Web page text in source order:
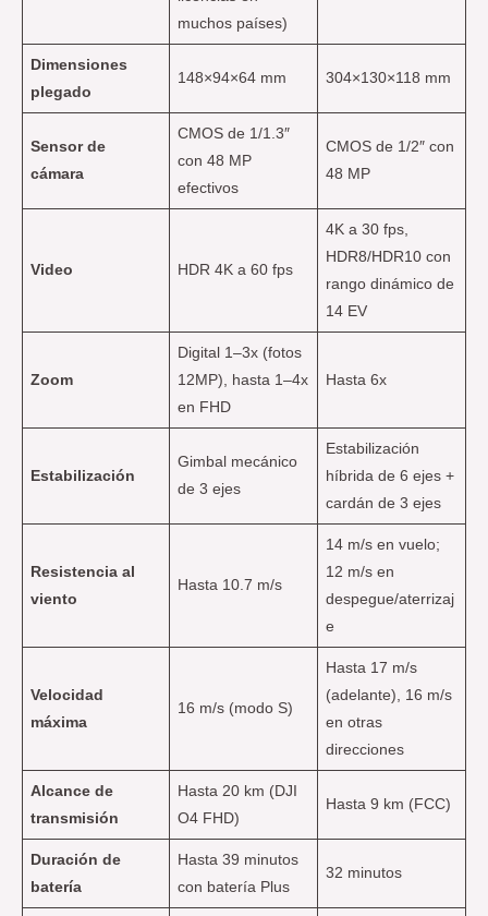
muchos países)
Dimensiones
plegado
148×94×64 mm 304×130×118 mm
Sensor de
cámara
CMOS de 1/1.3″
con 48 MP
efectivos
CMOS de 1/2″ con
48 MP
Video HDR 4K a 60 fps
4K a 30 fps,
HDR8/HDR10 con
rango dinámico de
14 EV
Zoom
Digital 1–3x (fotos
12MP), hasta 1–4x
en FHD
Hasta 6x
Estabilización
Gimbal mecánico
de 3 ejes
Estabilización
híbrida de 6 ejes +
cardán de 3 ejes
Resistencia al
viento
Hasta 10.7 m/s
14 m/s en vuelo;
12 m/s en
despegue/aterrizaj
e
Velocidad
máxima
16 m/s (modo S)
Hasta 17 m/s
(adelante), 16 m/s
en otras
direcciones
Alcance de
transmisión
Hasta 20 km (DJI
O4 FHD)
Hasta 9 km (FCC)
Duración de
batería
Hasta 39 minutos
con batería Plus
32 minutos